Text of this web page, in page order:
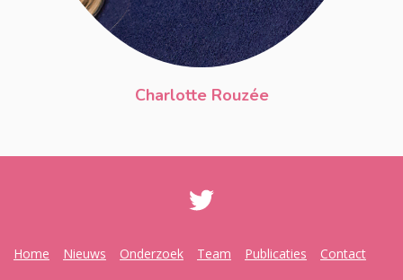
Charlotte Rouzée
Home Nieuws Onderzoek Team Publicaties Contact